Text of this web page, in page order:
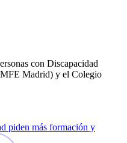
con Discapacidad
Madrid) y el Colegio
piden más formación y